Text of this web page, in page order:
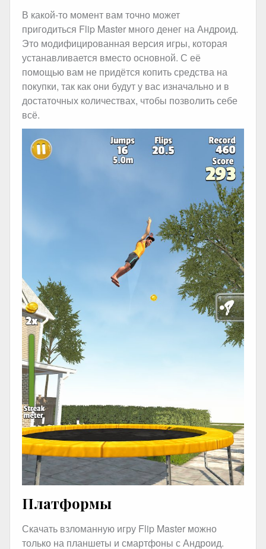
В какой-то момент вам точно может
пригодиться Flip Master много денег на Андроид.
Это модифицированная версия игры, которая
устанавливается вместо основной. С её
помощью вам не придётся копить средства на
покупки, так как они будут у вас изначально и в
достаточных количествах, чтобы позволить себе
всё.
Платформы
Скачать взломанную игру Flip Master можно
только на планшеты и смартфоны с Андроид.